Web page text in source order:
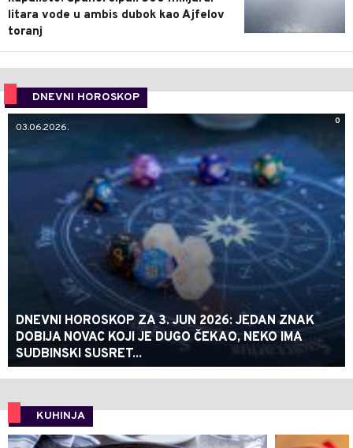
litara vode u ambis dubok kao Ajfelov
toranj
DNEVNI HOROSKOP
0
03.06.2026.
DNEVNI HOROSKOP ZA 3. JUN 2026: JEDAN ZNAK
DOBIJA NOVAC KOJI JE DUGO ČEKAO, NEKO IMA
SUDBINSKI SUSRET...
KUHINJA
0